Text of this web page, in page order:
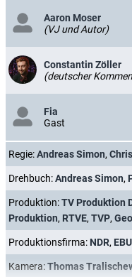
Aaron Moser
(VJ und Autor)
Constantin Zöller
(deutscher
Fia
Gast
Regie:Andreas Simon,
Drehbuch:Andreas Simon,
Produktion:TV Produktion
Produktion, RTVE, TVP,
Produktionsfirma: NDR, EBU
Kamera:Thomas